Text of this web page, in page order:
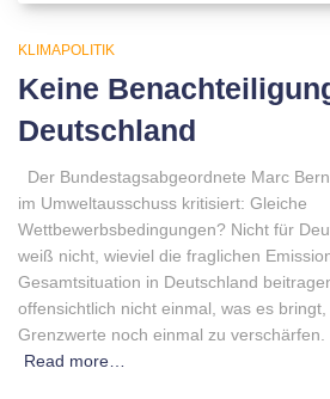
KLIMAPOLITIK
Keine
Deutschland
Der Bundestagsabgeordnete Marc
im Umweltausschuss kritisiert: Gleiche
Wettbewerbsbedingungen? Nicht für
weiß nicht, wieviel die fraglichen
Gesamtsituation in Deutschland
offensichtlich nicht einmal, was es
Grenzwerte noch einmal zu
Read more…